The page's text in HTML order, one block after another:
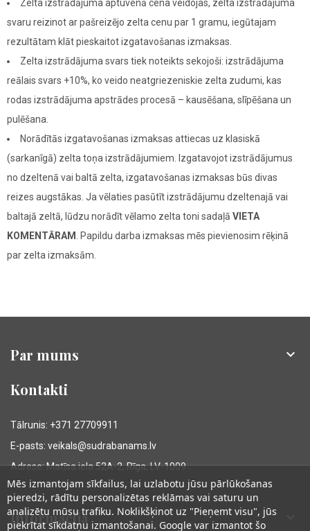
Zelta izstrādājuma aptuvenā cena veidojas, zelta izstrādājuma
svaru reizinot ar pašreizējo zelta cenu par 1 gramu, iegūtajam
rezultātam klāt pieskaitot izgatavošanas izmaksas.
Zelta izstrādājuma svars tiek noteikts sekojoši: izstrādājuma
reālais svars +10%, ko veido neatgriezeniskie zelta zudumi, kas
rodas izstrādājuma apstrādes procesā – kausēšana, slīpēšana un
pulēšana.
Norādītās izgatavošanas izmaksas attiecas uz klasiskā
(sarkanīgā) zelta toņa izstrādājumiem. Izgatavojot izstrādājumus
no dzeltenā vai baltā zelta, izgatavošanas izmaksas būs divas
reizes augstākas. Ja vēlaties pasūtīt izstrādājumu dzeltenajā vai
baltajā zeltā, lūdzu norādīt vēlamo zelta toni sadaļā VIETA
KOMENTĀRAM . Papildu darba izmaksas mēs pievienosim rēķinā
par zelta izmaksām.
Par mums 
Kontakti
Tālrunis: +371 27709911
E-pasts: veikals@sudrabanams.lv
Adrese: Matīsa iela 52A-2, Rīga, LV-1009
Informācija
Mēs izmantojam sīkfailus, lai uzlabotu jūsu pārlūkošanas
pieredzi, rādītu personalizētas reklāmas vai saturu un
analizētu mūsu trafiku. Noklikšķinot uz "Pieņemt visu", jūs
piekrītat sīkdatņu izmantošanai. Google var izmantot šo